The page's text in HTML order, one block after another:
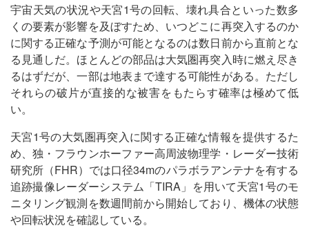
宇宙天気の状況や天宮1号の回転、壊れ具合といった数多
くの要素が影響を及ぼすため、いつどこに再突入するのか
に関する正確な予測が可能となるのは数日前から直前とな
る見通しだ。ほとんどの部品は大気圏再突入時に燃え尽き
るはずだが、一部は地表まで達する可能性がある。ただし
それらの破片が直接的な被害をもたらす確率は極めて低
い。
天宮1号の大気圏再突入に関する正確な情報を提供するた
め、独・フラウンホーファー高周波物理学・レーダー技術
研究所（FHR）では口径34mのパラボラアンテナを有する
追跡撮像レーダーシステム「TIRA」を用いて天宮1号のモ
ニタリング観測を数週間前から開始しており、機体の状態
や回転状況を確認している。